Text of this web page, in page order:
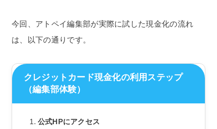
今回、アトペイ編集部が実際に試した現金化の流れ
は、以下の通りです。
クレジットカード現金化の利用ステップ
（編集部体験）
公式HPにアクセス